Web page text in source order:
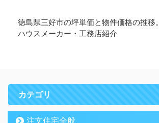
徳島県三好市の坪単価と物件価格の推移。
ハウスメーカー・工務店紹介
カテゴリ
注文住宅全般